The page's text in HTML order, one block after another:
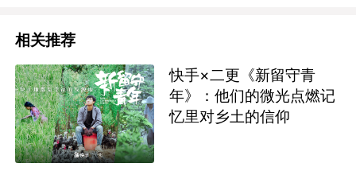
相关推荐
快手×二更《新留守青
年》：他们的微光点燃记
忆里对乡土的信仰